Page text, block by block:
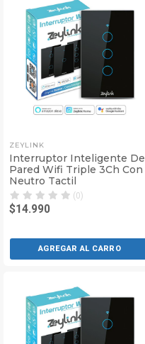
ZEYLINK
Interruptor Inteligente De
Pared Wifi Triple 3Ch Con
Neutro Tactil
(0)
$14.990
AGREGAR AL CARRO